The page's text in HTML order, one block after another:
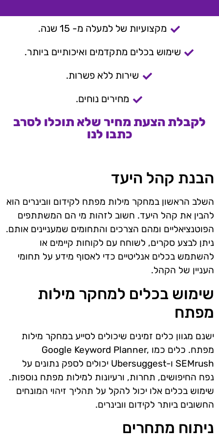
מקצועיות של למעלה מ- 15 שנה.
שימוש בכלים מתקדמים ואיכותיים ביותר.
שירות ללא פשרות.
מחירים נוחים.
לקבלת הצעת מחיר שלא תוכלו לסרב
כתבו לנו
הבנת קהל היעד
השלב הראשון במחקר מילות מפתח לקידום וובינרים הוא
להבין את קהל היעד. חשוב לזהות מי הם המשתתפים
הפוטנציאליים ומהם הצרכים והתחומים שמעניינים אותם.
ניתן לבצע סקרים, לשוחח עם לקוחות קיימים או
להשתמש בכלים אנליטיים כדי לאסוף מידע על תחומי
העניין של הקהל.
שימוש בכלים למחקר מילות
מפתח
ישנם מגוון כלים זמינים שיכולים לסייע במחקר מילות
מפתח. כלים כמו Google Keyword Planner,
SEMrush ו-Ubersuggest יכולים לספק נתונים על
נפח החיפושים, תחרות, ורעיונות למילות מפתח נוספות.
שימוש בכלים אלו יכול להקל על תהליך זיהוי המונחים
החשובים ביותר לקידום וובינרים.
ניתוח מתחרים